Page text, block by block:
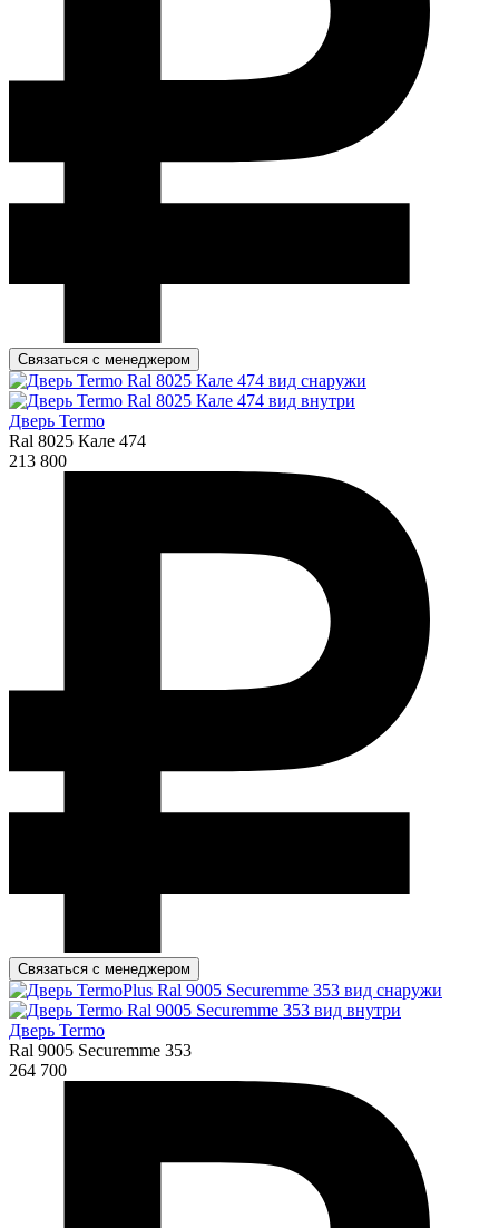
Связаться с менеджером
Дверь Termo
Ral 8025 Кале 474
213 800
Связаться с менеджером
Дверь Termo
Ral 9005 Securemme 353
264 700